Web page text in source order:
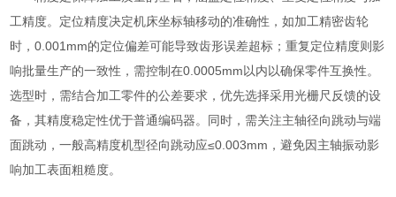
工精度。定位精度决定机床坐标轴移动的准确性，如加工精密齿轮
时，0.001mm的定位偏差可能导致齿形误差超标；重复定位精度则影
响批量生产的一致性，需控制在0.0005mm以内以确保零件互换性。
选型时，需结合加工零件的公差要求，优先选择采用光栅尺反馈的设
备，其精度稳定性优于普通编码器。同时，需关注主轴径向跳动与端
面跳动，一般高精度机型径向跳动应≤0.003mm，避免因主轴振动影
响加工表面粗糙度。